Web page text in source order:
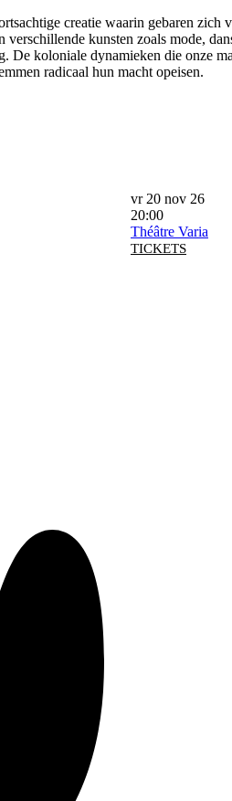
creatie waarin gebaren
kunsten zoals mode,
De koloniale dynamieken die onze
radicaal hun macht opeisen.
vr 20 nov 26
20:00
Théâtre Varia
TICKETS